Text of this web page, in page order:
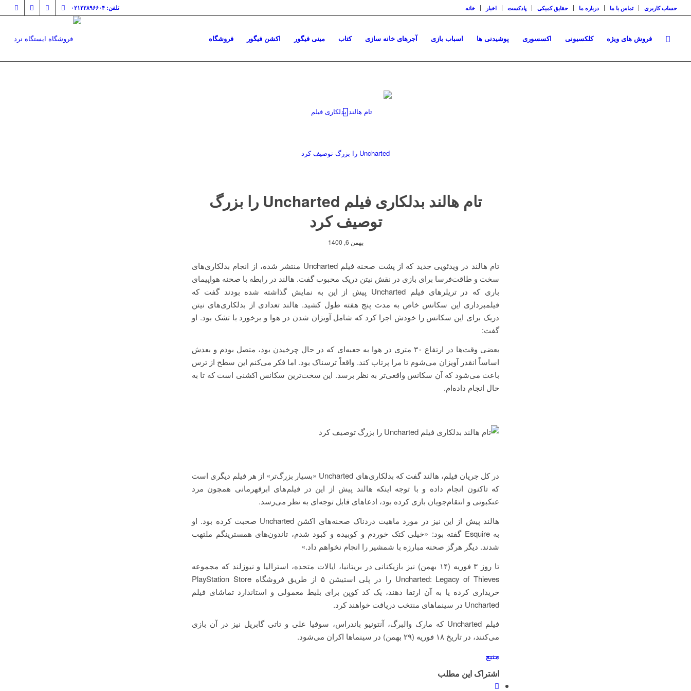
خانه اخبار پادکست حقایق کمیکی درباره ما تماس با ما حساب کاربری تلفن: ۰۲۱۲۲۸۹۶۶۰۴
فروشگاه اکشن فیگور مینی فیگور کتاب آجرهای خانه سازی اسباب بازی پوشیدنی ها اکسسوری کلکسیونی فروش های ویژه
تام هالند بدلکاری فیلم Uncharted را بزرگ
توصیف کرد
بهمن 6, 1400
تام هالند در ویدئویی جدید که از پشت صحنه فیلم Uncharted منتشر شده، از انجام بدلکاری‌های
سخت و طاقت‌فرسا برای بازی در نقش نیتن دریک محبوب گفت. هالند در رابطه با صحنه هواپیمای
باری که در تریلرهای فیلم Uncharted پیش از این به نمایش گذاشته شده بودند گفت که
فیلمبرداری این سکانس خاص به مدت پنج هفته طول کشید. هالند تعدادی از بدلکاری‌های نیتن
دریک برای این سکانس را خودش اجرا کرد که شامل آویزان شدن در هوا و برخورد با تشک بود. او
گفت:
بعضی وقت‌ها در ارتفاع ۳۰ متری در هوا به جعبه‌ای که در حال چرخیدن بود، متصل بودم و بعدش
اساساً انقدر آویزان می‌شوم تا مرا پرتاب کند. واقعاً ترسناک بود. اما فکر می‌کنم این سطح از ترس
باعث می‌شود که آن سکانس واقعی‌تر به نظر برسد. این سخت‌ترین سکانس اکشنی است که تا به
حال انجام داده‌ام.
در کل جریان فیلم، هالند گفت که بدلکاری‌های Uncharted «بسیار بزرگ‌تر» از هر فیلم دیگری است
که تاکنون انجام داده و با توجه اینکه هالند پیش از این در فیلم‌های ابرقهرمانی همچون مرد
عنکبوتی و انتقام‌جویان بازی کرده بود، ادعاهای قابل توجه‌ای به نظر می‌رسد.
هالند پیش از این نیز در مورد ماهیت دردناک صحنه‌های اکشن Uncharted صحبت کرده بود. او
به Esquire گفته بود: «خیلی کتک خوردم و کوبیده و کبود شدم، تاندون‌های همسترینگم ملتهب
شدند. دیگر هرگز صحنه مبارزه با شمشیر را انجام نخواهم داد.»
تا روز ۳ فوریه (۱۴ بهمن) نیز بازیکنانی در بریتانیا، ایالات متحده، استرالیا و نیوزلند که مجموعه
Uncharted: Legacy of Thieves را در پلی استیشن ۵ از طریق فروشگاه PlayStation Store
خریداری کرده یا به آن ارتقا دهند، یک کد کوپن برای بلیط معمولی و استاندارد تماشای فیلم
Uncharted در سینماهای منتخب دریافت خواهند کرد.
فیلم Uncharted که مارک والبرگ، آنتونیو باندراس، سوفیا علی و تاتی گابریل نیز در آن بازی
می‌کنند، در تاریخ ۱۸ فوریه (۲۹ بهمن) در سینماها اکران می‌شود.
منبع
اشتراک این مطلب